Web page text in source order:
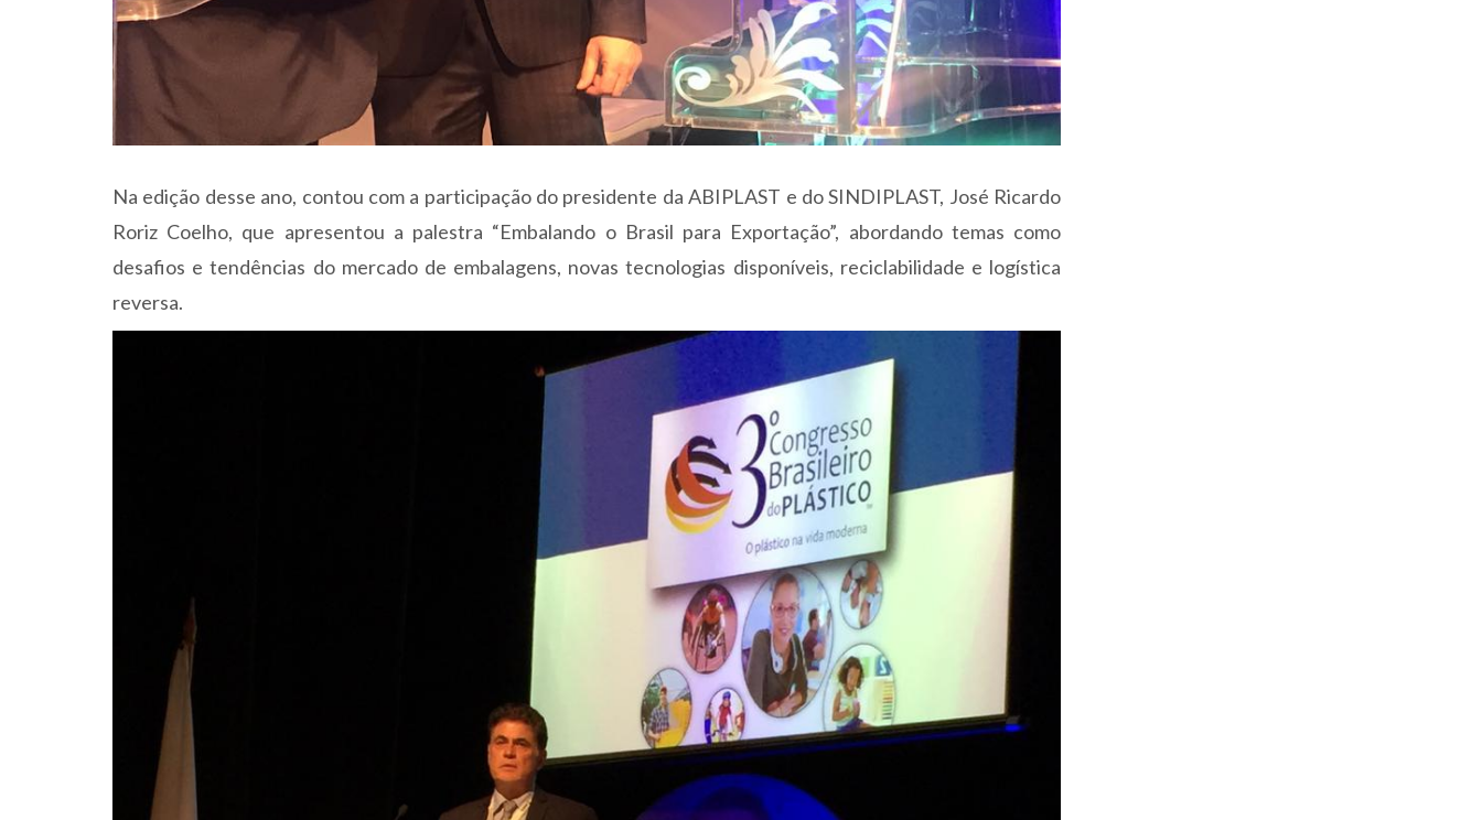
Na edição desse ano, contou com a participação do presidente da ABIPLAST e do SINDIPLAST, José Ricardo
Roriz Coelho, que apresentou a palestra “Embalando o Brasil para Exportação”, abordando temas como
desafios e tendências do mercado de embalagens, novas tecnologias disponíveis, reciclabilidade e logística
reversa.